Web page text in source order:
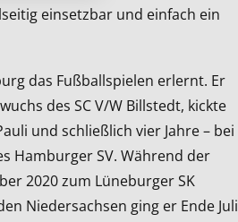
einsetzbar und einfach ein
das Fußballspielen erlernt. Er
des SC V/W Billstedt, kickte
und schließlich vier Jahre – bei
Hamburger SV. Während der
2020 zum Lüneburger SK
Niedersachsen ging er Ende Juli